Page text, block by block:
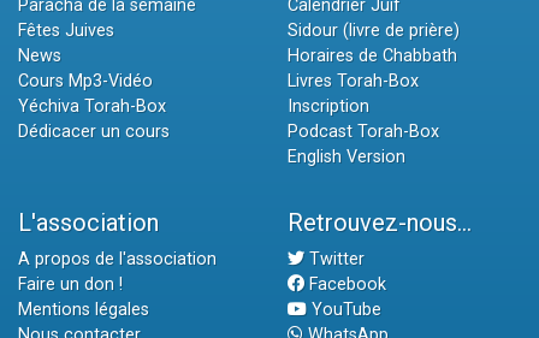
Paracha de la semaine
Fêtes Juives
News
Cours Mp3-Vidéo
Yéchiva Torah-Box
Dédicacer un cours
Calendrier Juif
Sidour (livre de prière)
Horaires de Chabbath
Livres Torah-Box
Inscription
Podcast Torah-Box
English Version
L'association
A propos de l'association
Faire un don !
Mentions légales
Retrouvez-nous...
Twitter
Facebook
YouTube